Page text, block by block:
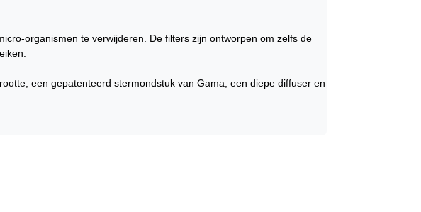
organismen te verwijderen. De filters zijn ontworpen om zelfs de
een gepatenteerd stermondstuk van Gama, een diepe diffuser en